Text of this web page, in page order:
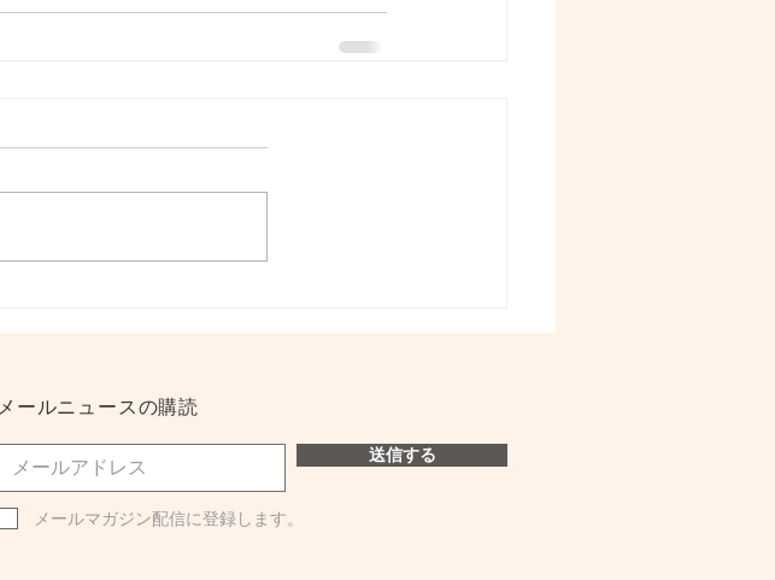
メールニュースの購読
送信する
メールマガジン配信に登録します。